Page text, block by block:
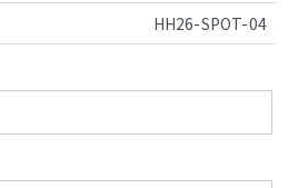
HH26-SPOT-04